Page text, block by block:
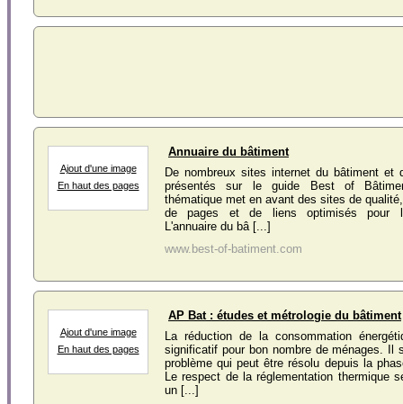
Ajout d'une image
En haut des pages
Annuaire du bâtiment
De nombreux sites internet du bâtiment et
présentés sur le guide Best of
thématique met en avant des sites de
de pages et de liens optimisés pour
L'annuaire du bâ [...]
www.best-of-batiment.com
Ajout d'une image
En haut des pages
AP Bat : études et métrologie du bâtiment
La réduction de la consommation
significatif pour bon nombre de ménages. Il
problème qui peut être résolu depuis la
Le respect de la réglementation thermique
un [...]